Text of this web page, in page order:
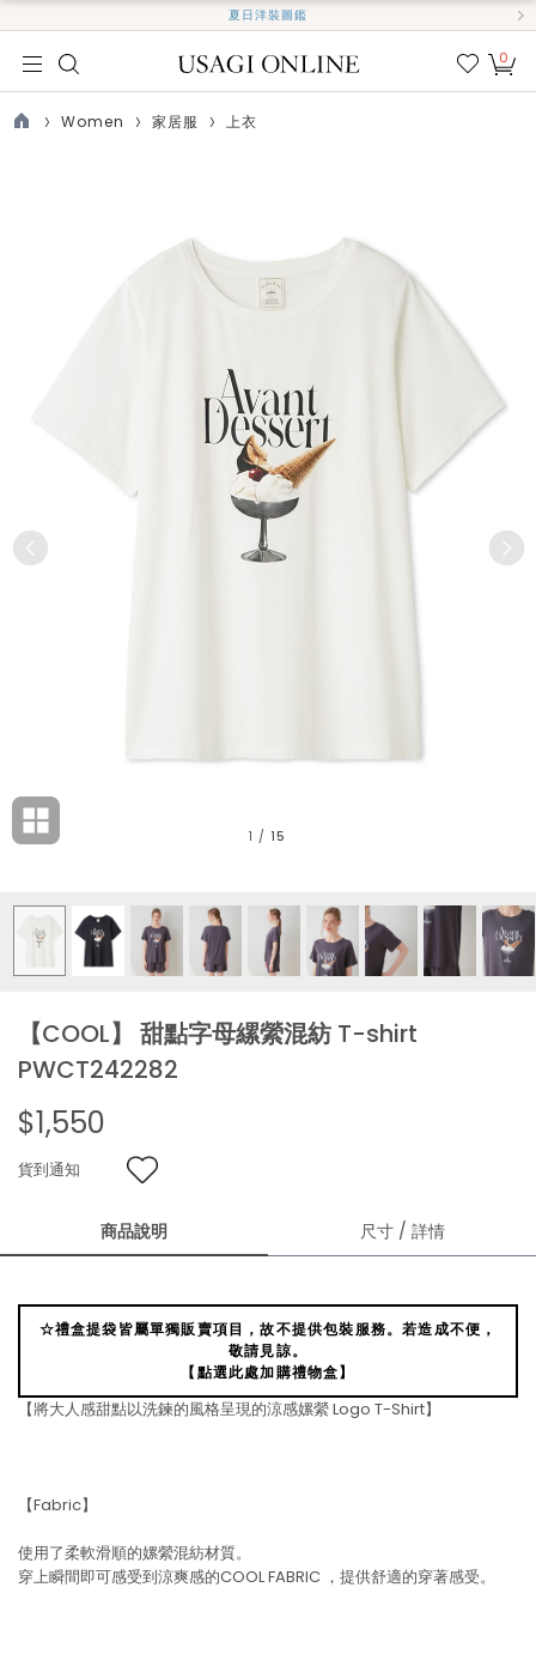
夏日洋裝圖鑑
我的
0
Women 家居服 上衣
1 / 15
【COOL】 甜點字母縲縈混紡 T-shirt
PWCT242282
$1,550
貨到通知
商品說明 尺寸 / 詳情
☆禮盒提袋皆屬單獨販賣項目，故不提供包裝服務。若造成不便，
敬請見諒。
【點選此處加購禮物盒】
【將大人感甜點以洗鍊的風格呈現的涼感嫘縈 Logo T-Shirt】
【Fabric】
使用了柔軟滑順的嫘縈混紡材質。
穿上瞬間即可感受到涼爽感的COOL FABRIC ，提供舒適的穿著感受。